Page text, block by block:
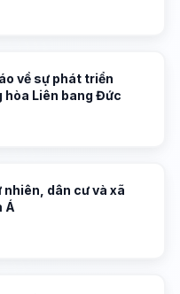
về sự phát triển
hòa Liên bang Đức
dân cư và xã
Á